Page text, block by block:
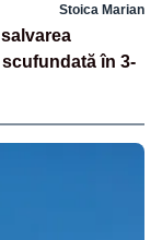
Stoica Marian
în 3-